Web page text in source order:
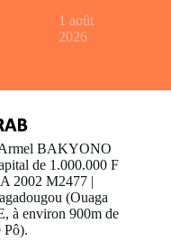
1 août
2026
Armel BAKYONO
de 1.000.000 F
2002 M2477 |
(Ouaga
à environ 900m de
Pô).